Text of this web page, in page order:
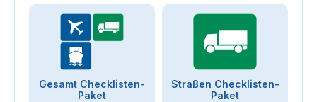
Gesamt Checklisten-
Paket
Straßen Checklisten-
Paket